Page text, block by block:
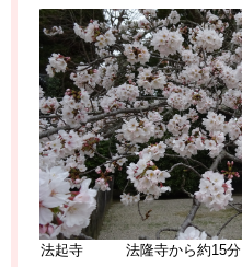
法起寺 法隆寺から約15分